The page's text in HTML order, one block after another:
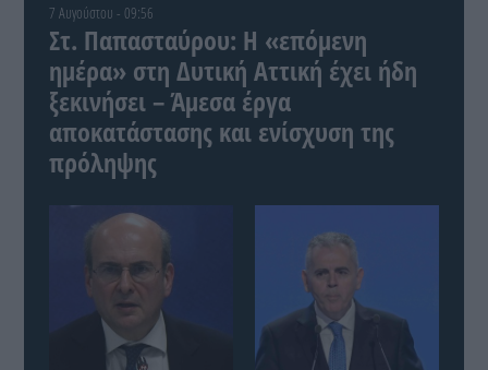
7 Αυγούστου - 09:56
Στ. Παπασταύρου: Η «επόμενη
ημέρα» στη Δυτική Αττική έχει ήδη
ξεκινήσει – Άμεσα έργα
αποκατάστασης και ενίσχυση της
πρόληψης